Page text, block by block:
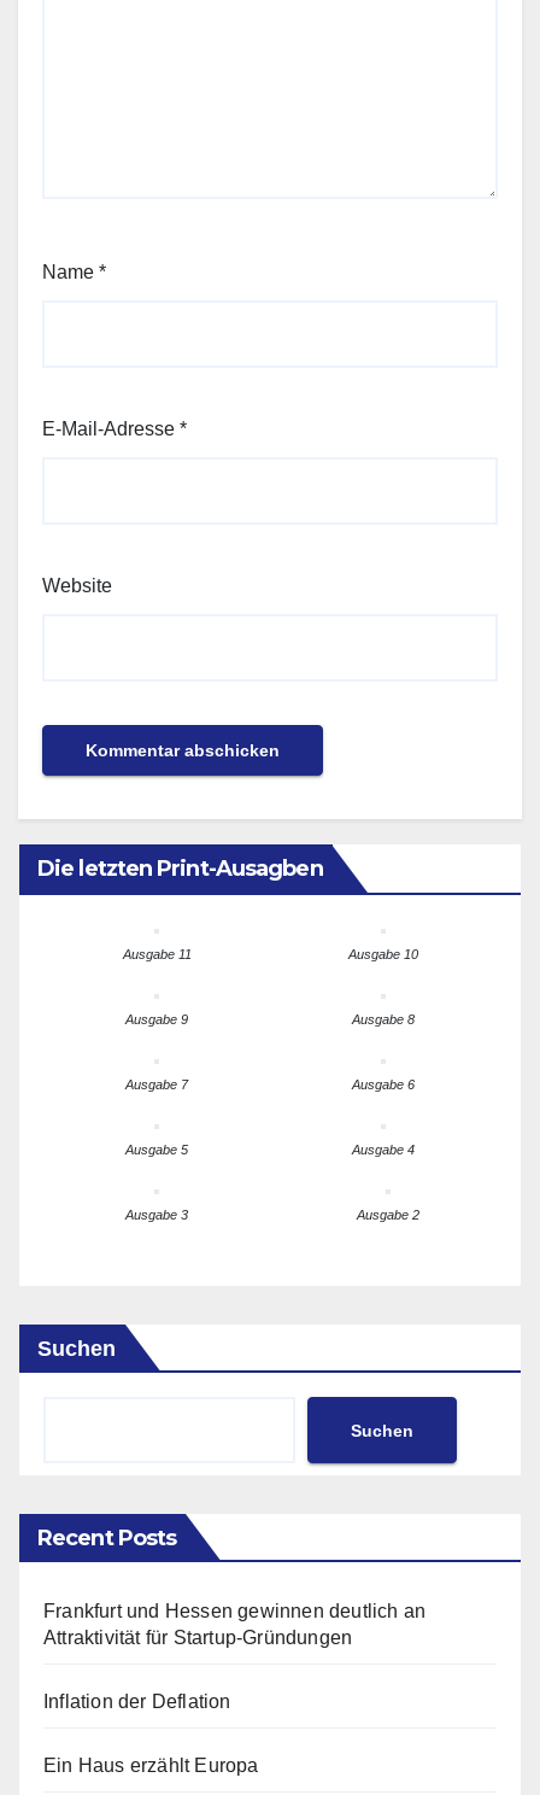
Name *
E-Mail-Adresse *
Website
Die letzten Print-Ausagben
Ausgabe 11 Ausgabe 10
Ausgabe 9 Ausgabe 8
Ausgabe 7 Ausgabe 6
Ausgabe 5 Ausgabe 4
Ausgabe 3 Ausgabe 2
Suchen
Suchen
Recent Posts
Frankfurt und Hessen gewinnen deutlich an
Attraktivität für Startup-Gründungen
Inflation der Deflation
Ein Haus erzählt Europa